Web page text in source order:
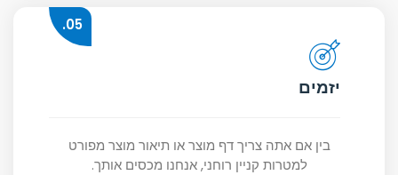
05.
יזמים
בין אם אתה צריך דף מוצר או תיאור מוצר מפורט
למטרות קניין רוחני, אנחנו מכסים אותך.